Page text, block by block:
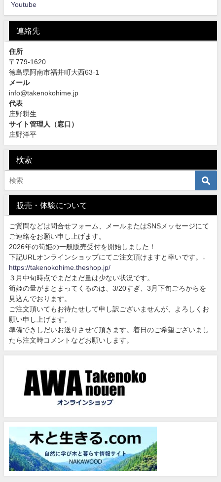
Youtube
連絡先
住所
〒779-1620
徳島県阿南市福井町大西63-1
メール
info@takenokohime.jp
代表
庄野耕生
サイト管理人（窓口）
庄野洋平
検索
販売・体験について
ご質問などは問合せフォーム、メールまたはSNSメッセージにて
ご連絡をお願い申し上げます。
2026年の筍姫の一般販売受付を開始しました！
下記URLオンラインショップにてご注文頂けますと幸いです。↓
https://takenokohime.theshop.jp/
３月中旬時点でまだまだ量は少ない状況です。
筍姫の量がまとまってくるのは、3/20すぎ、3月下旬ごろからを
見込んでおります。
ご注文頂いてもお待たせして申し訳ございませんが、よろしくお
願い申し上げます。
準備できしだいお送りさせて頂きます。着日のご希望ございまし
たら注文時コメントなどお願いします。